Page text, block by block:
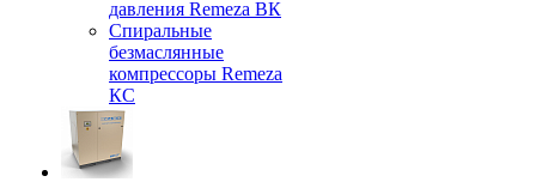
давления Remeza ВК
Спиральные
безмаслянные
компрессоры Remeza
КС